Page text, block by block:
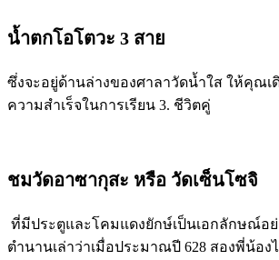
น้ำตกโอโตวะ 3 สาย
ซึ่งจะอยู่ด้านล่างของศาลาวัดน้ำใส ให้คุณเ
ความสำเร็จในการเรียน 3. ชีวิตคู่
ชมวัดอาซากุสะ หรือ วัดเซ็นโซจิ
ที่มีประตูและโคมแดงยักษ์เป็นเอกลักษณ์อย่
ตำนานเล่าว่าเมื่อประมาณปี 628 สองพี่น้อ